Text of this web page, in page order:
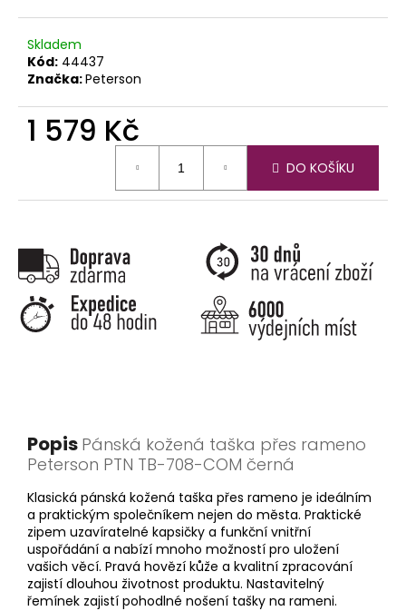
Skladem
Kód: 44437
Značka:Peterson
1 579 Kč
DO KOŠÍKU
Popis Pánská kožená taška přes rameno
Peterson PTN TB-708-COM černá
Klasická pánská kožená taška přes rameno je ideálním
a praktickým společníkem nejen do města. Praktické
zipem uzavíratelné kapsičky a funkční vnitřní
uspořádání a nabízí mnoho možností pro uložení
vašich věcí. Pravá hovězí kůže a kvalitní zpracování
zajistí dlouhou životnost produktu. Nastavitelný
řemínek zajistí pohodlné nošení tašky na rameni.